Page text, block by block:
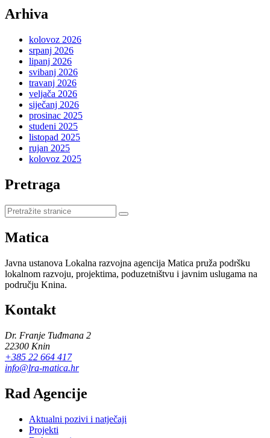
Arhiva
kolovoz 2026
srpanj 2026
lipanj 2026
svibanj 2026
travanj 2026
veljača 2026
siječanj 2026
prosinac 2025
studeni 2025
listopad 2025
rujan 2025
kolovoz 2025
Pretraga
Pretraži
stranice
Matica
Javna ustanova Lokalna razvojna agencija Matica pruža podršku
lokalnom razvoju, projektima, poduzetništvu i javnim uslugama na
području Knina.
Kontakt
Dr. Franje Tuđmana 2
22300 Knin
+385 22 664 417
info@lra-matica.hr
Rad Agencije
Aktualni pozivi i natječaji
Projekti